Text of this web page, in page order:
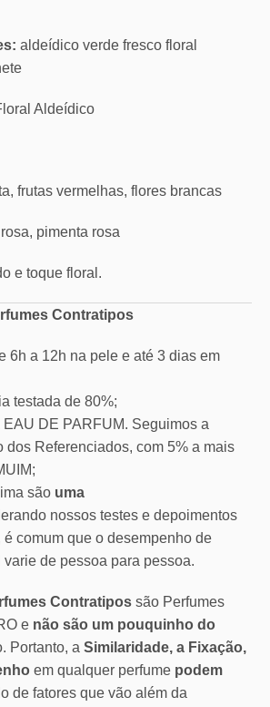
aldeídico verde fresco floral
Aldeídico
frutas vermelhas, flores brancas
pimenta rosa
e toque floral.
Contratipos
6h a 12h na pele e até 3 dias em
testada de 80%;
EAU DE PARFUM. Seguimos a
dos Referenciados, com 5% a mais
são uma
nossos testes e depoimentos
comum que o desempenho de
varie de pessoa para pessoa.
Contratipos são Perfumes
e não são um pouquinho do
Portanto, a Similaridade, a Fixação,
em qualquer perfume podem
de fatores que vão além da